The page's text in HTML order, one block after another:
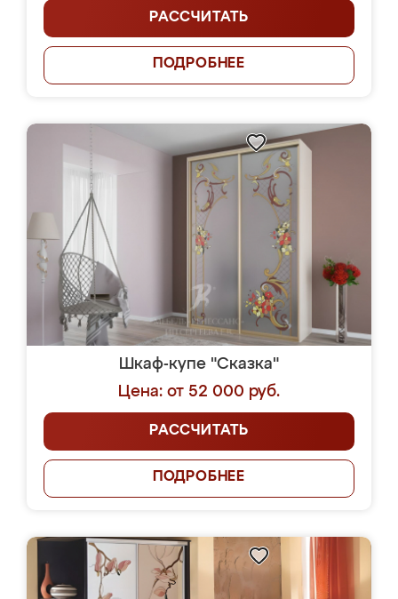
РАССЧИТАТЬ
ПОДРОБНЕЕ
Шкаф-купе "Сказка"
Цена: от 52 000 руб.
РАССЧИТАТЬ
ПОДРОБНЕЕ